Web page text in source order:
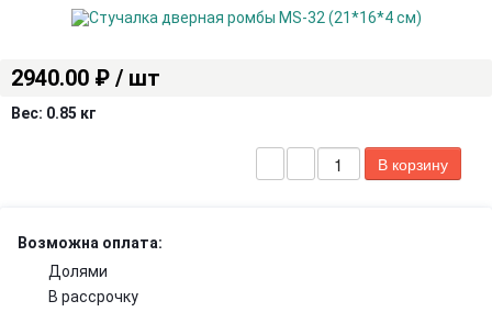
2940.00 ₽ / шт
Вес: 0.85 кг
Возможна оплата:
Долями
В рассрочку